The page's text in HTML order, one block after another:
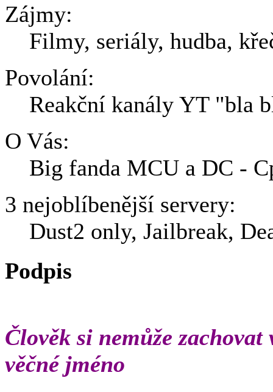
Zájmy:
Filmy, seriály, hudba,
Povolání:
Reakční kanály YT "bla
O Vás:
Big fanda MCU a DC -
3 nejoblíbenější servery:
Dust2 only, Jailbreak,
Podpis
Člověk si nemůže
věčné jméno